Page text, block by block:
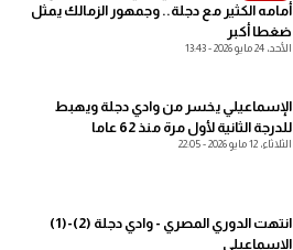
أمامه الكثير مع دجلة.. وجمهور الزمالك يمثل
ضغطا أكبر
الأحد، 24 مايو 2026 - 13:43
الإسماعيلي يخسر من وادي دجلة ويهبط
للدرجة الثانية لأول مرة منذ 62 عاما
الثلاثاء، 12 مايو 2026 - 22:05
انتهت الدوري المصري - وادي دجلة (2)-(1)
الإسماعيلي